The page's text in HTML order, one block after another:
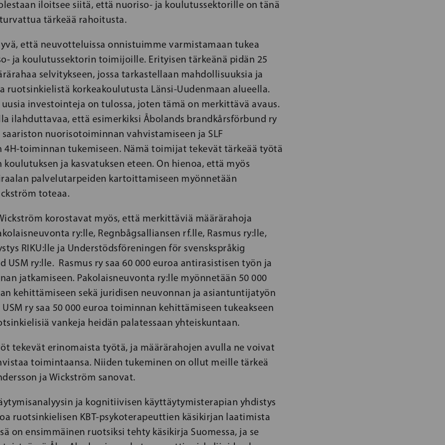
iloitsee siitä, että nuoriso- ja koulutussektorille on tänä
tärkeää rahoitusta.
että neuvotteluissa onnistuimme varmistamaan tukea
ja koulutussektorin toimijoille. Erityisen tärkeänä pidän 25
selvitykseen, jossa tarkastellaan mahdollisuuksia ja
ruotsinkielistä korkeakoulutusta Länsi-Uudenmaan alueella.
uusia investointeja on tulossa, joten tämä on merkittävä avaus.
ilahduttavaa, että esimerkiksi Åbolands brandkårsförbund ry
nuorisotoiminnan vahvistamiseen ja SLF
4H-toiminnan tukemiseen. Nämä toimijat tekevät tärkeää työtä
ja kasvatuksen eteen. On hienoa, että myös
palvelutarpeiden kartoittamiseen myönnetään
toteaa.
korostavat myös, että merkittäviä määrärahoja
ry:lle, Regnbågsalliansen rf.lle, Rasmus ry:lle,
RIKU:lle ja Understödsföreningen för svenskspråkig
USM ry:lle. Rasmus ry saa 60 000 euroa antirasistisen työn ja
jatkamiseen. Pakolaisneuvonta ry:lle myönnetään 50 000
kehittämiseen sekä juridisen neuvonnan ja asiantuntijatyön
ry saa 50 000 euroa toiminnan kehittämiseen tukeakseen
vankeja heidän palatessaan yhteiskuntaan.
tekevät erinomaista työtä, ja määrärahojen avulla ne voivat
toimintaansa. Niiden tukeminen on ollut meille tärkeä
ja Wickström sanovat.
ja kognitiivisen käyttäytymisterapian yhdistys
ruotsinkielisen KBT-psykoterapeuttien käsikirjan laatimista
on ensimmäinen ruotsiksi tehty käsikirja Suomessa, ja se